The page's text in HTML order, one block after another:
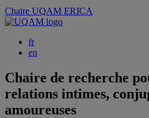
Chaire UQAM ERICA
fr
en
Chaire de recherche
relations intimes,
amoureuses